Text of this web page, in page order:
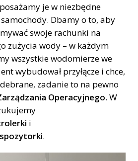
je w niezbędne
Dbamy o to, aby
swoje rachunki na
zużycia wody – w każdym
wszystkie wodomierze we
wybudował przyłącze i chce,
zadanie to na pewno
Operacyjnego. W
i
.